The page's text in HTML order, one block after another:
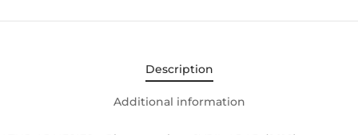
Description
Additional information